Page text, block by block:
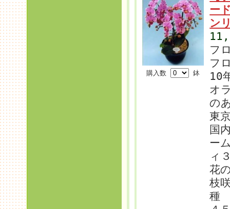
購入数 鉢
ー
ン
フ
フ
10
オ
の
東
国
ー
ィ
花
枝